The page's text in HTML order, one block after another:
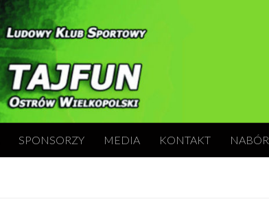
SPONSORZY MEDIA KONTAKT NABÓR